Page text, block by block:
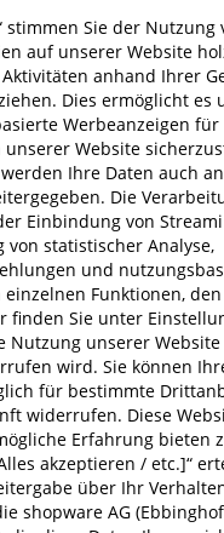
stimmen Sie der Nutzung
auf unserer Website
anhand Ihrer
Dies ermöglicht es
Werbeanzeigen für
Website
Ihre Daten auch an
Die
Einbindung von
statistischer Analyse,
und
Funktionen, den
finden Sie unter
Nutzung unserer
wird. Sie können
für bestimmte
widerrufen. Diese
Erfahrung bieten
akzeptieren / etc.]“
über Ihr
shopware AG